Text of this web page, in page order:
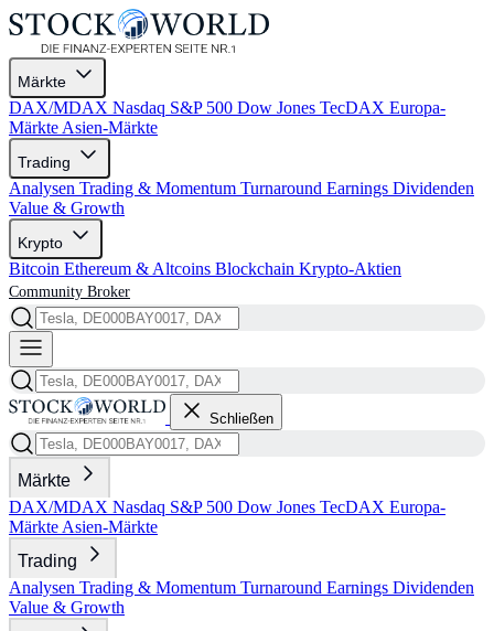
Märkte
DAX/MDAX Nasdaq S&P 500 Dow Jones TecDAX Europa-
Märkte Asien-Märkte
Trading
Analysen Trading & Momentum Turnaround Earnings Dividenden
Value & Growth
Krypto
Bitcoin Ethereum & Altcoins Blockchain Krypto-Aktien
Community Broker
Schließen
Märkte
DAX/MDAX Nasdaq S&P 500 Dow Jones TecDAX Europa-
Märkte Asien-Märkte
Trading
Analysen Trading & Momentum Turnaround Earnings Dividenden
Value & Growth